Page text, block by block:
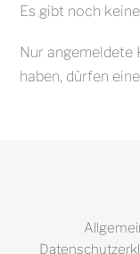
Es gibt noch
Nur angemeldete
haben, dürfen